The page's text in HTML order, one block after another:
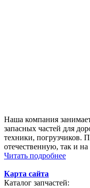
Наша компания
запасных частей для
техники, погрузчиков.
отечественную, так и
Читать подробнее
Карта сайта
Каталог запчастей: